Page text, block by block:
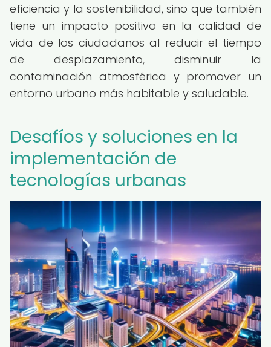
eficiencia y la sostenibilidad, sino que también
tiene un impacto positivo en la calidad de
vida de los ciudadanos al reducir el tiempo
de desplazamiento, disminuir la
contaminación atmosférica y promover un
entorno urbano más habitable y saludable.
Desafíos y soluciones en la
implementación de
tecnologías urbanas